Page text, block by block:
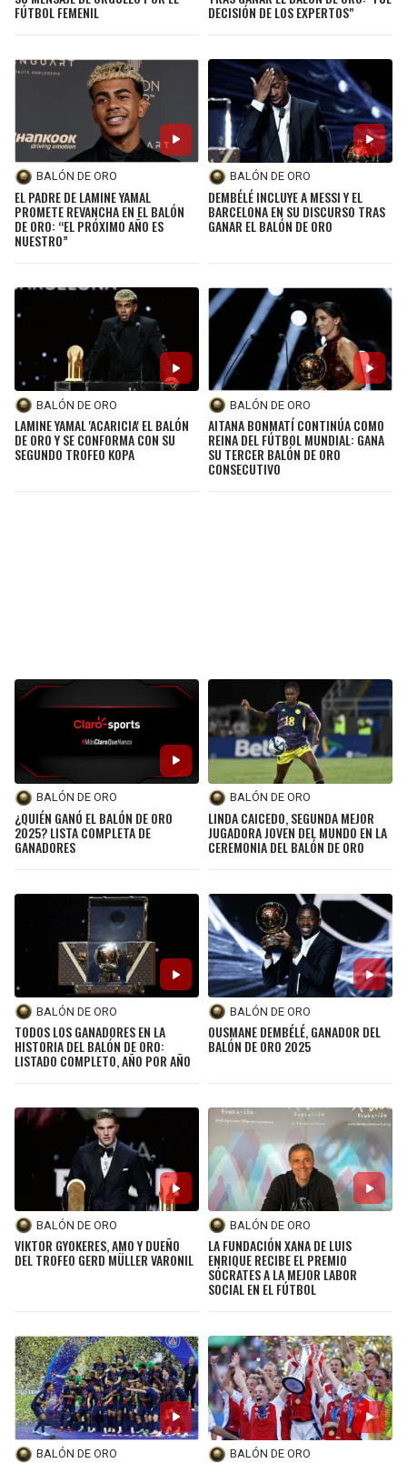
FÚTBOL FEMENIL DECISIÓN DE LOS EXPERTOS"
BALÓN DE ORO
EL PADRE DE LAMINE YAMAL
PROMETE REVANCHA EN EL BALÓN
DE ORO: “EL PRÓXIMO AÑO ES
NUESTRO”
BALÓN DE ORO
DEMBÉLÉ INCLUYE A MESSI Y EL
BARCELONA EN SU DISCURSO TRAS
GANAR EL BALÓN DE ORO
BALÓN DE ORO
LAMINE YAMAL 'ACARICIA' EL BALÓN
DE ORO Y SE CONFORMA CON SU
SEGUNDO TROFEO KOPA
BALÓN DE ORO
AITANA BONMATÍ CONTINÚA COMO
REINA DEL FÚTBOL MUNDIAL: GANA
SU TERCER BALÓN DE ORO
CONSECUTIVO
BALÓN DE ORO
¿QUIÉN GANÓ EL BALÓN DE ORO
2025? LISTA COMPLETA DE
GANADORES
BALÓN DE ORO
LINDA CAICEDO, SEGUNDA MEJOR
JUGADORA JOVEN DEL MUNDO EN LA
CEREMONIA DEL BALÓN DE ORO
BALÓN DE ORO
TODOS LOS GANADORES EN LA
HISTORIA DEL BALÓN DE ORO:
LISTADO COMPLETO, AÑO POR AÑO
BALÓN DE ORO
OUSMANE DEMBÉLÉ, GANADOR DEL
BALÓN DE ORO 2025
BALÓN DE ORO
VIKTOR GYOKERES, AMO Y DUEÑO
DEL TROFEO GERD MÜLLER VARONIL
BALÓN DE ORO
LA FUNDACIÓN XANA DE LUIS
ENRIQUE RECIBE EL PREMIO
SÓCRATES A LA MEJOR LABOR
SOCIAL EN EL FÚTBOL
BALÓN DE ORO BALÓN DE ORO